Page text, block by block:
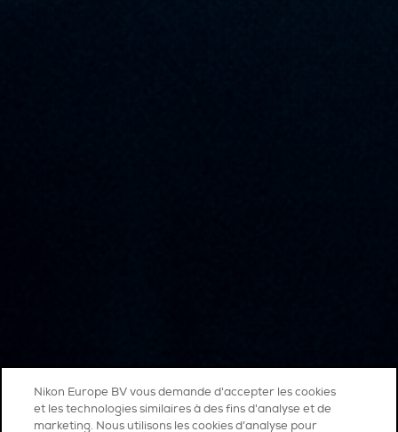
Nikon Europe BV vous demande d'accepter les cookies
et les technologies similaires à des fins d'analyse et de
marketing. Nous utilisons les cookies d’analyse pour